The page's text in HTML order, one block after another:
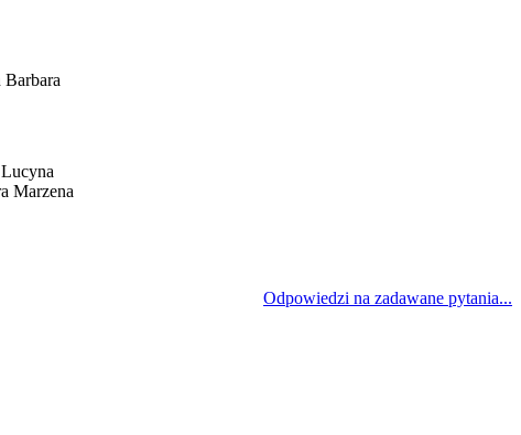
Barbara
Marzena
Odpowiedzi na zadawane pytania...